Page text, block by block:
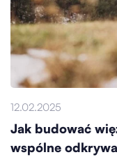
12.02.2025
Jak budować
wspólne